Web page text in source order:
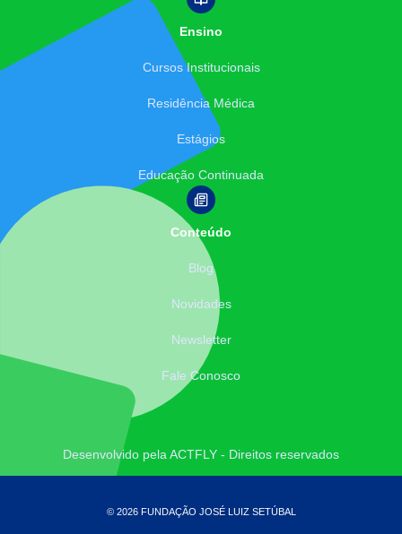
Ensino
Cursos Institucionais
Residência Médica
Estágios
Educação Continuada
Conteúdo
Blog
Novidades
Newsletter
Fale Conosco
Desenvolvido pela ACTFLY - Direitos reservados
© 2026 FUNDAÇÃO JOSÉ LUIZ SETÚBAL